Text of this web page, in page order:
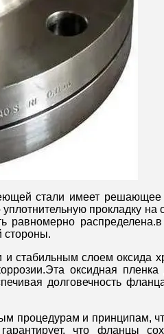
стали имеет решающее
прокладку
равномерно
стороны.
стабильным слоем оксида
оксидная пленка
долговечность
процедурам и принципам,
что фланцы